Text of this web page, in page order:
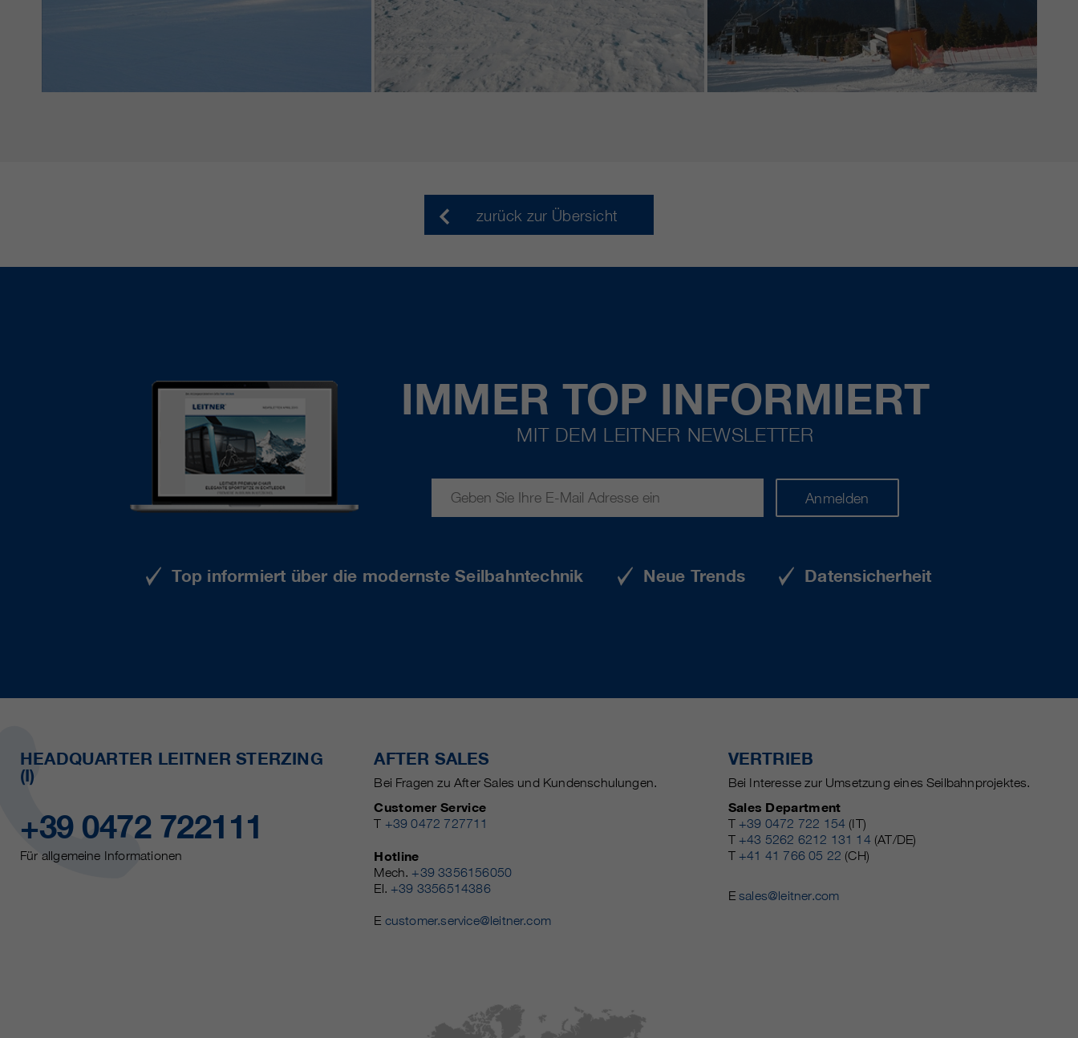
zurück zur Übersicht
IMMER TOP INFORMIERT
MIT DEM LEITNER NEWSLETTER
Anmelden
Top informiert über die modernste Seilbahntechnik Neue Trends Datensicherheit
HEADQUARTER LEITNER STERZING
(I)
+39 0472 722111
Für allgemeine Informationen
AFTER SALES
Bei Fragen zu After Sales und Kundenschulungen.
Customer Service
T +39 0472 727711
Hotline
Mech. +39 3356156050
El. +39 3356514386
E customer.service@leitner.com
VERTRIEB
Bei Interesse zur Umsetzung eines Seilbahnprojektes.
Sales Department
T +39 0472 722 154 (IT)
T +43 5262 6212 131 14(AT/DE)
T +41 41 766 05 22 (CH)
Esales@leitner.com